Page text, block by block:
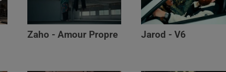
Zaho - Amour Propre Jarod - V6